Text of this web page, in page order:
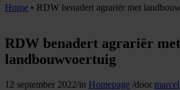
Home • RDW benadert agrariër met
RDW benadert agrariër met
landbouwvoertuig
12 september 2022/in Homepage /door marcel